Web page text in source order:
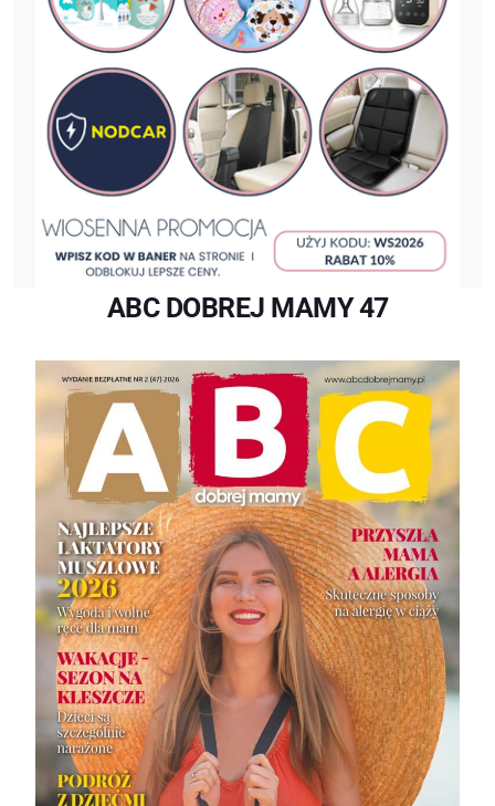
ABC DOBREJ MAMY 47